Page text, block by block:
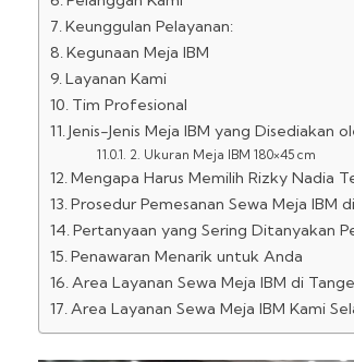
Keunggulan Pelayanan:
Kegunaan Meja IBM
Layanan Kami
Tim Profesional
Jenis-Jenis Meja IBM yang Disediakan
2. Ukuran Meja IBM 180×45 cm
Mengapa Harus Memilih Rizky Nadia
Prosedur Pemesanan Sewa Meja IBM
Pertanyaan yang Sering Ditanyakan
Penawaran Menarik untuk Anda
Area Layanan Sewa Meja IBM di
Area Layanan Sewa Meja IBM Kami